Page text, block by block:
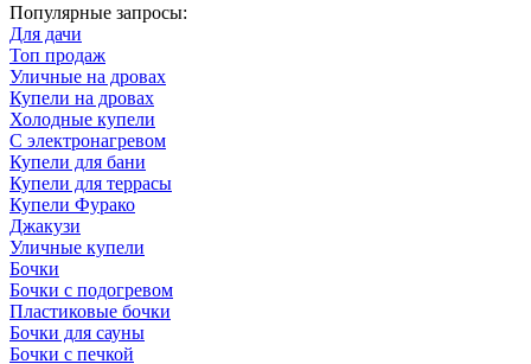
Популярные запросы:
Для дачи
Топ продаж
Уличные на дровах
Купели на дровах
Холодные купели
С электронагревом
Купели для бани
Купели для террасы
Купели Фурако
Джакузи
Уличные купели
Бочки
Бочки с подогревом
Пластиковые бочки
Бочки для сауны
Бочки с печкой